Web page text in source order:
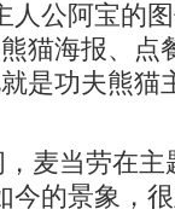
人公阿宝的
猫海报、点
是功夫熊猫
麦当劳在
今的景象，